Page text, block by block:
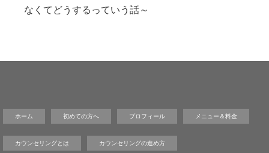
なくてどうするっていう話～
ホーム 初めての方へ プロフィール メニュー＆料金
カウンセリングとは カウンセリングの進め方